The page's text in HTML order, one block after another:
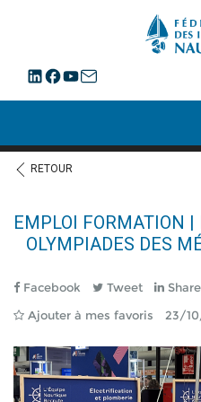
RETOUR
EMPLOI FORMATION
OLYMPIADES DES
Facebook Tweet Share
Ajouter à mes favoris
23/